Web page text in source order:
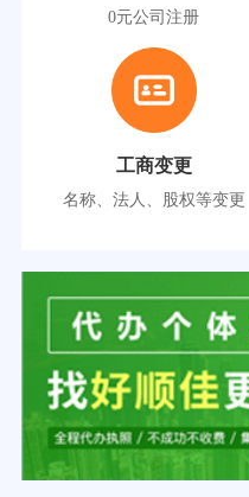
0元公司注册
工商变更
名称、法人、股权等变更